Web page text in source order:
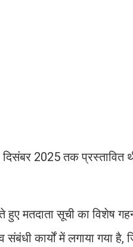
दिसंबर 2025 तक प्रस्तावित
मतदाता सूची का विशेष
कार्यों में लगाया गया